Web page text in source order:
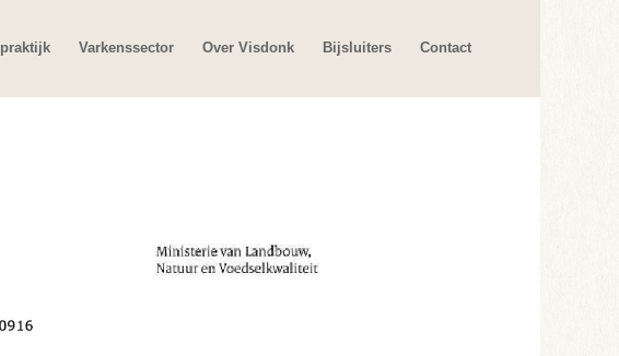
Varkenssector Over Visdonk Bijsluiters Contact